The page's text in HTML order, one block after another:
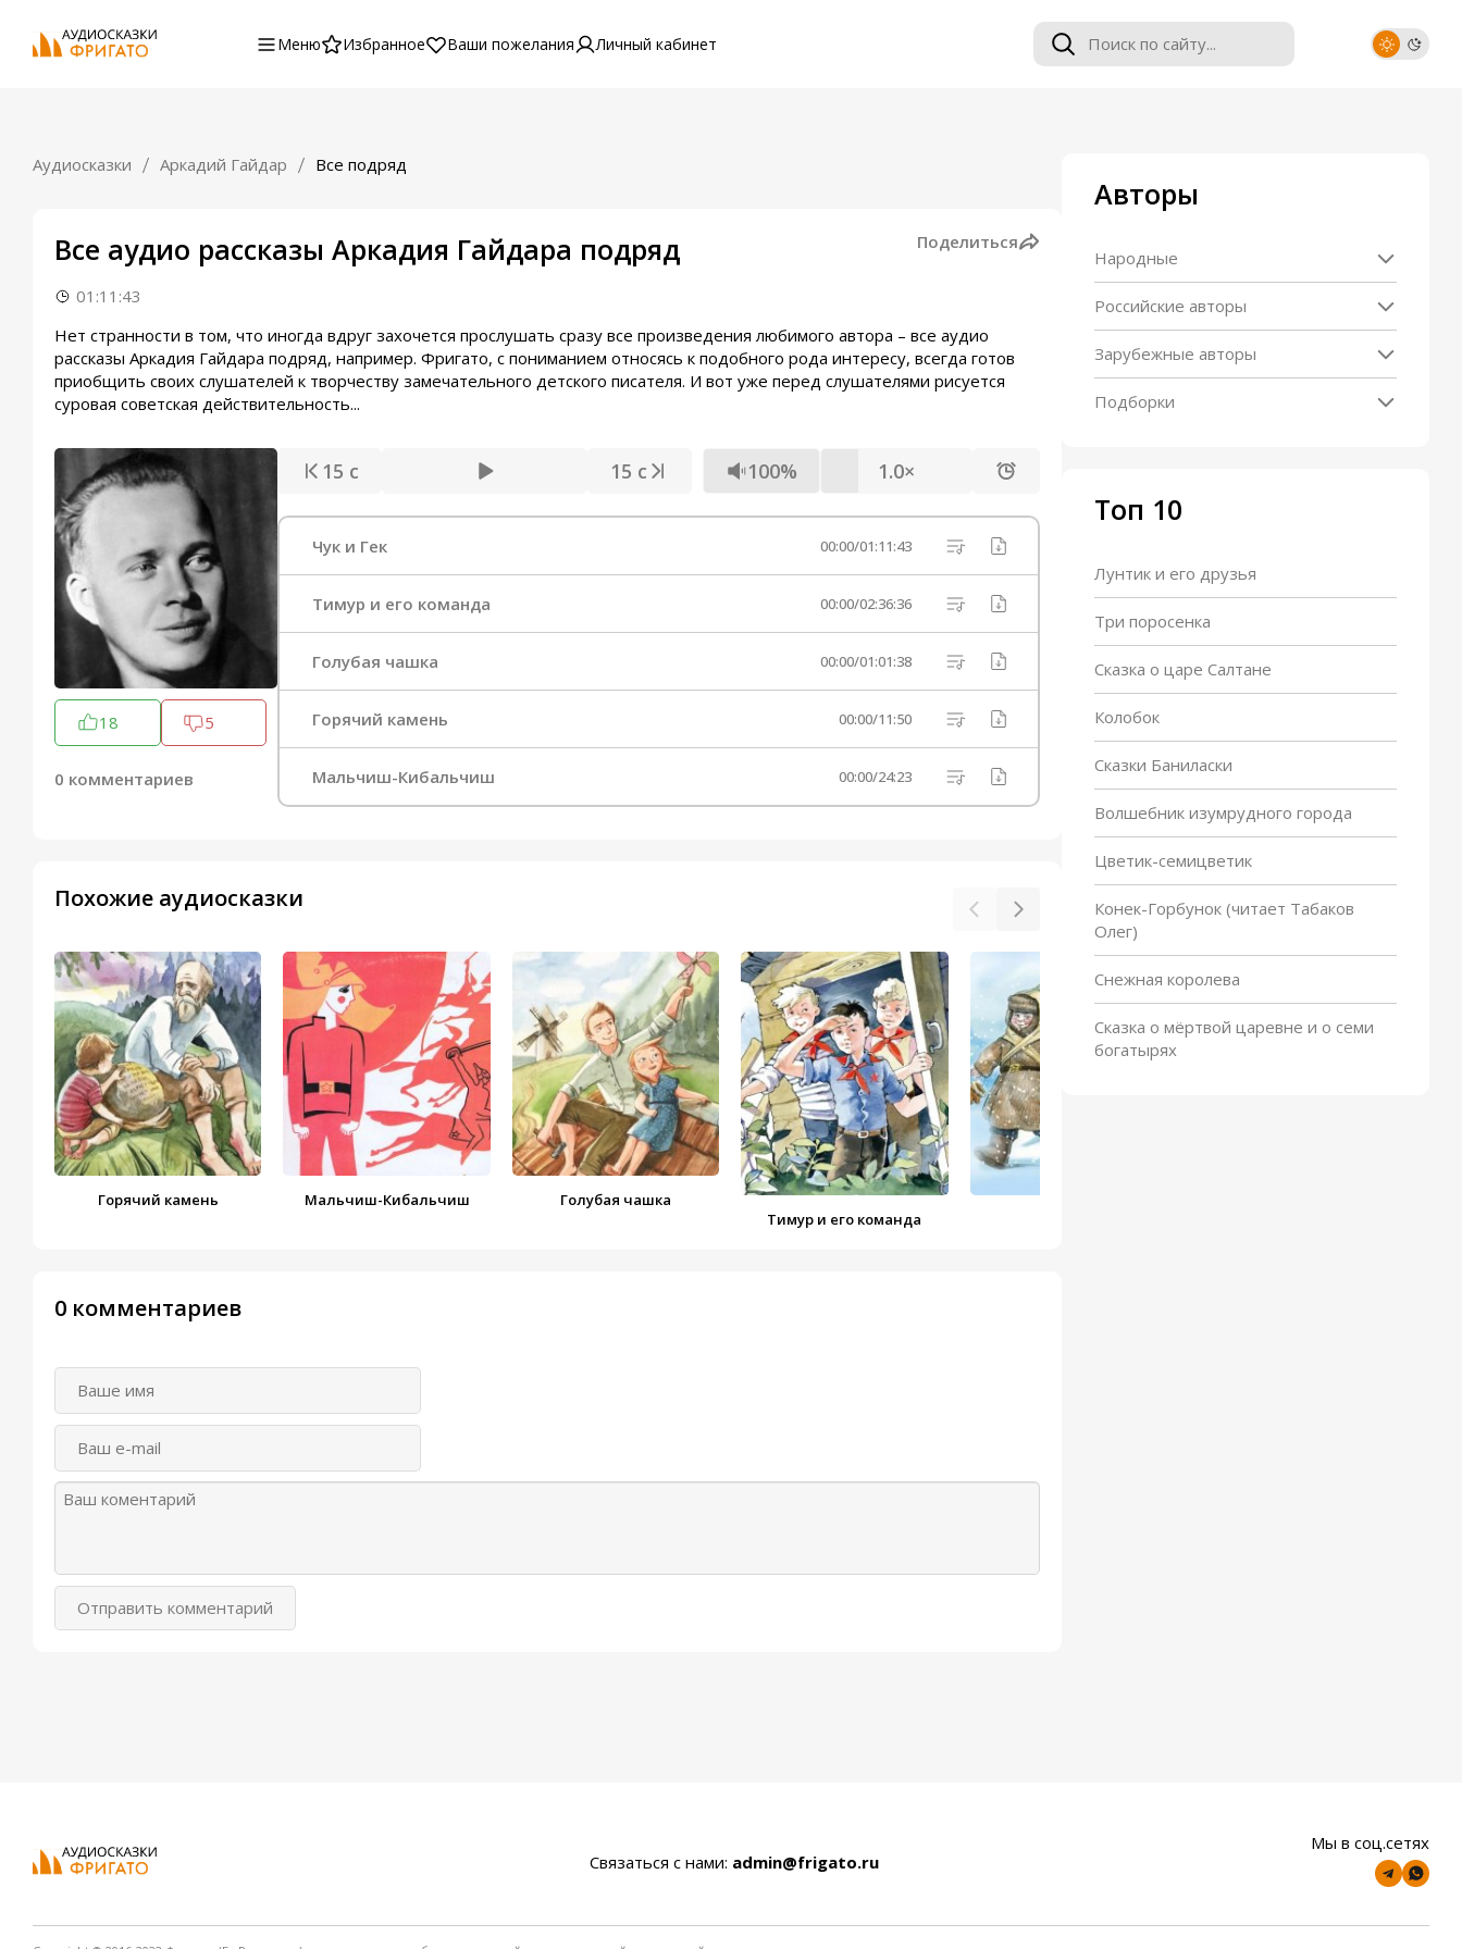
Меню Избранное Ваши пожелания Личный кабинет
Аудиосказки Аркадий Гайдар Все подряд
Все аудио рассказы Аркадия Гайдара подряд Поделиться
01:11:43
Нет странности в том, что иногда вдруг захочется прослушать сразу все произведения любимого автора – все аудио
рассказы Аркадия Гайдара подряд, например. Фригато, с пониманием относясь к подобного рода интересу, всегда готов
приобщить своих слушателей к творчеству замечательного детского писателя. И вот уже перед слушателями рисуется
суровая советская действительность...
18 5
0 комментариев
15 с 15 с 100% 1.0×
Чук и Гек 00:00/01:11:43
Тимур и его команда 00:00/02:36:36
Голубая чашка 00:00/01:01:38
Горячий камень 00:00/11:50
Мальчиш-Кибальчиш 00:00/24:23
Похожие аудиосказки
Горячий камень Мальчиш-Кибальчиш
Голубая чашка
Тимур и его команда
0 комментариев
Отправить комментарий
Авторы
Народные
Российские авторы
Зарубежные авторы
Подборки
Топ 10
Лунтик и его друзья
Три поросенка
Сказка о царе Салтане
Колобок
Сказки Баниласки
Волшебник изумрудного города
Цветик-семицветик
Конек-Горбунок (читает Табаков
Олег)
Снежная королева
Сказка о мёртвой царевне и о семи
богатырях
Связаться с нами: admin@frigato.ru
Мы в соц.сетях